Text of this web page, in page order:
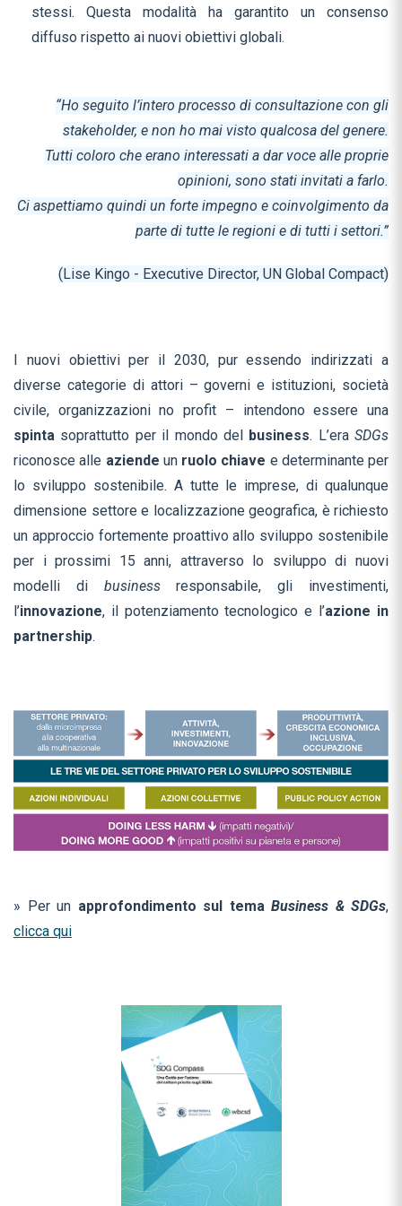
stessi. Questa modalità ha garantito un consenso
diffuso rispetto ai nuovi obiettivi globali.
“Ho seguito l’intero processo di consultazione con gli
stakeholder, e non ho mai visto qualcosa del genere.
Tutti coloro che erano interessati a dar voce alle proprie
opinioni, sono stati invitati a farlo.
Ci aspettiamo quindi un forte impegno e coinvolgimento da
parte di tutte le regioni e di tutti i settori.”
(Lise Kingo - Executive Director, UN Global Compact)
I nuovi obiettivi per il 2030, pur essendo indirizzati a
diverse categorie di attori – governi e istituzioni, società
civile, organizzazioni no profit – intendono essere una
spinta soprattutto per il mondo del business. L’era SDGs
riconosce alle aziende un ruolo chiave e determinante per
lo sviluppo sostenibile. A tutte le imprese, di qualunque
dimensione settore e localizzazione geografica, è richiesto
un approccio fortemente proattivo allo sviluppo sostenibile
per i prossimi 15 anni, attraverso lo sviluppo di nuovi
modelli di businessresponsabile, gli investimenti,
l’innovazione, il potenziamento tecnologico e l’azione in
partnership.
» Per un approfondimento sul tema Business & SDGs,
clicca qui